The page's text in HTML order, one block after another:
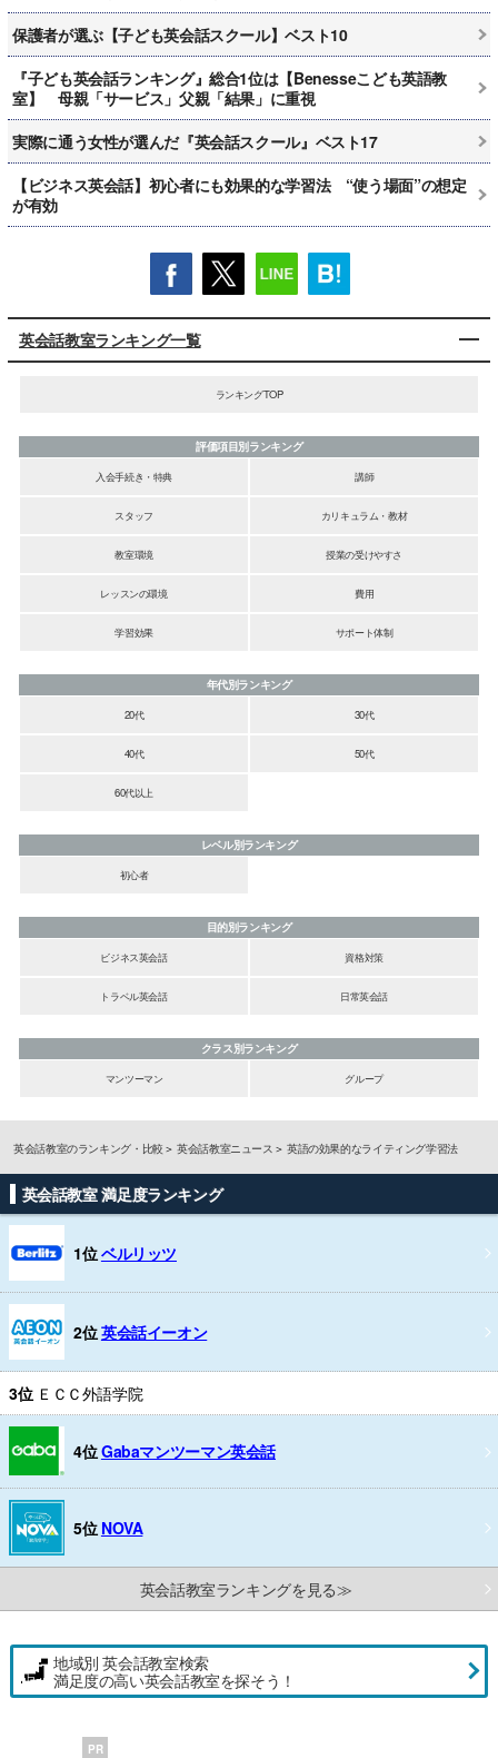
保護者が選ぶ【子ども英会話スクール】ベスト10
『子ども英会話ランキング』総合1位は【Benesseこども英語教
室】 母親「サービス」父親「結果」に重視
実際に通う女性が選んだ『英会話スクール』ベスト17
【ビジネス英会話】初心者にも効果的な学習法 “使う場面”の想定
が有効
英会話教室ランキング一覧
ランキングTOP
評価項目別ランキング
入会手続き・特典
講師
スタッフ カリキュラム・教材
教室環境 授業の受けやすさ
レッスンの環境 費用
学習効果 サポート体制
年代別ランキング
20代
30代
40代 50代
60代以上
レベル別ランキング
初心者
目的別ランキング
ビジネス英会話
資格対策
トラベル英会話 日常英会話
クラス別ランキング
マンツーマン
グループ
英会話教室のランキング・比較 英会話教室ニュース 英語の効果的なライティング学習法
英会話教室 満足度ランキング
1位ベルリッツ
2位英会話イーオン
3位 ＥＣＣ外語学院
4位Gabaマンツーマン英会話
5位 NOVA
英会話教室ランキングを見る≫
地域別 英会話教室検索
満足度の高い英会話教室を探そう！
PR